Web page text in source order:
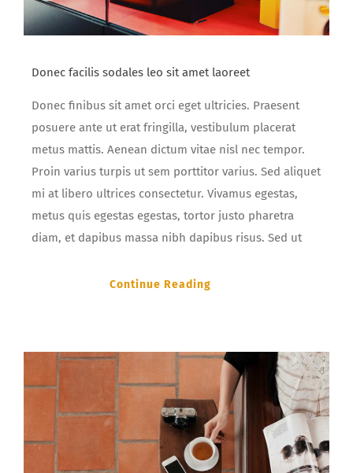
Donec facilis sodales leo sit amet laoreet
Donec finibus sit amet orci eget ultricies. Praesent
posuere ante ut erat fringilla, vestibulum placerat
metus mattis. Aenean dictum vitae nisl nec tempor.
Proin varius turpis ut sem porttitor varius. Sed aliquet
mi at libero ultrices consectetur. Vivamus egestas,
metus quis egestas egestas, tortor justo pharetra
diam, et dapibus massa nibh dapibus risus. Sed ut
Continue Reading